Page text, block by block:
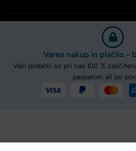
Varen nakup in plačilo -
Vaši podatki so pri nas 100 %
paypalom ali po